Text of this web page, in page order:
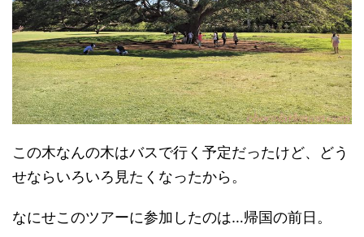
この木なんの木はバスで行く予定だったけど、どう
せならいろいろ見たくなったから。
なにせこのツアーに参加したのは…帰国の前日。